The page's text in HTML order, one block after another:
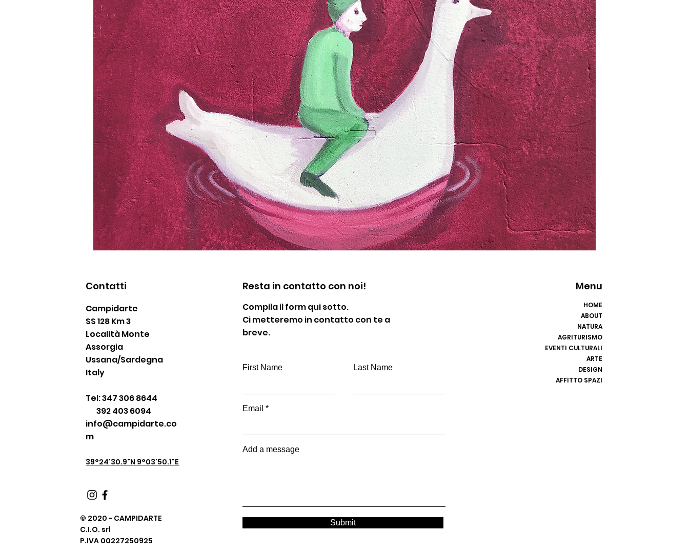
Contatti
Campidarte
SS 128 Km 3
Località Monte
Assorgia
Ussana/Sardegna
Italy
Tel: 347 306 8644
392 403 6094
info@campidarte.co
m
39°24'30.9"N 9°03'50.1"E
© 2020 - CAMPIDARTE
C.I.O. srl
P.IVA 00227250925
Resta in contatto con noi!
Compila il form qui sotto.
Ci metteremo in contatto con te a
breve.
First Name Last Name
Email
Add a message
Submit
Menu
HOME
ABOUT
NATURA
AGRITURISMO
EVENTI CULTURALI
ARTE
DESIGN
AFFITTO SPAZI